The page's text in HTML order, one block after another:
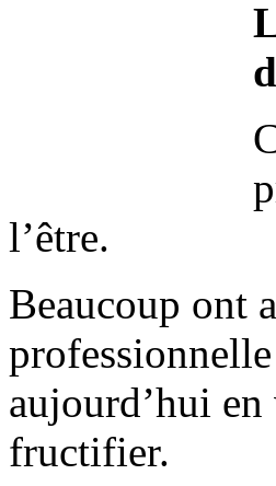
l’être.
Beaucoup ont
aujourd’hui
fructifier.